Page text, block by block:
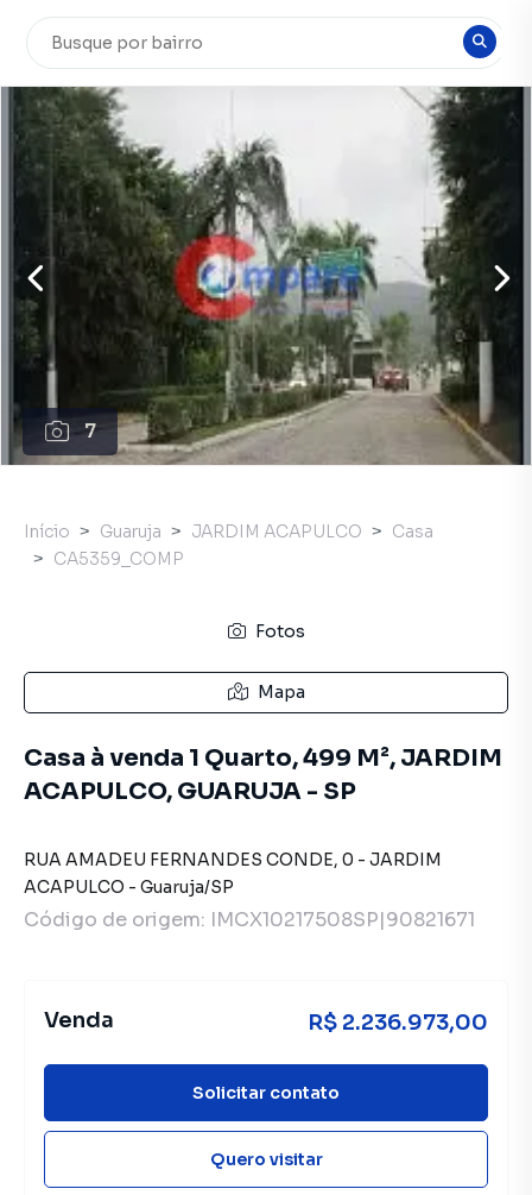
7
Início Guaruja JARDIM ACAPULCO
Casa
CA5359_COMP
Fotos
Mapa
Casa à venda 1 Quarto, 499 M², JARDIM
ACAPULCO, GUARUJA - SP
RUA AMADEU FERNANDES CONDE, 0 - JARDIM
ACAPULCO - Guaruja/SP
Código de origem: IMCX10217508SP|90821671
Venda R$ 2.236.973,00
Solicitar contato
Quero visitar